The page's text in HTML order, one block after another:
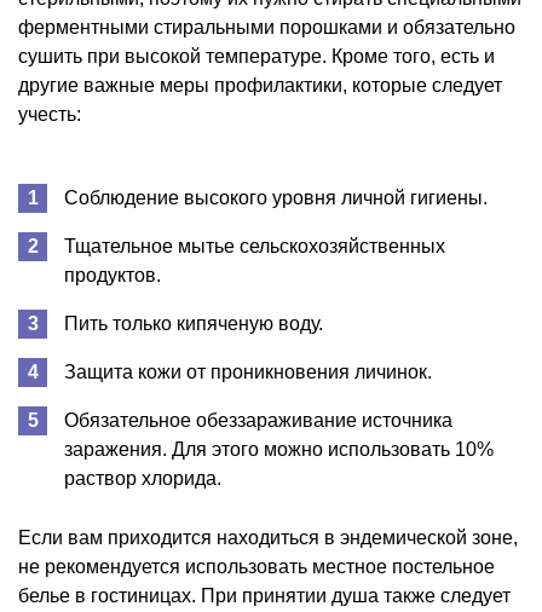
ферментными стиральными порошками и обязательно
сушить при высокой температуре. Кроме того, есть и
другие важные меры профилактики, которые следует
учесть:
Соблюдение высокого уровня личной гигиены.
Тщательное мытье сельскохозяйственных
продуктов.
Пить только кипяченую воду.
Защита кожи от проникновения личинок.
Обязательное обеззараживание источника
заражения. Для этого можно использовать 10%
раствор хлорида.
Если вам приходится находиться в эндемической зоне,
не рекомендуется использовать местное постельное
белье в гостиницах. При принятии душа также следует